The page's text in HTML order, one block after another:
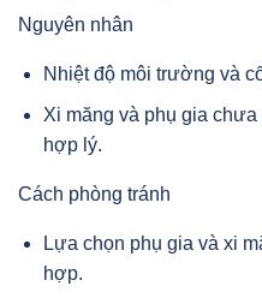
Nguyên nhân
Nhiệt độ môi trường và
Xi măng và phụ gia
hợp lý.
Cách phòng tránh
Lựa chọn phụ gia và xi
hợp.